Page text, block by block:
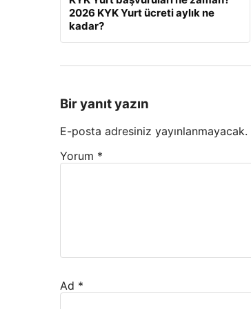
2026 KYK Yurt ücreti aylık ne
kadar?
Bir yanıt yazın
E-posta adresiniz yayınlanmayacak.
Yorum *
Ad *